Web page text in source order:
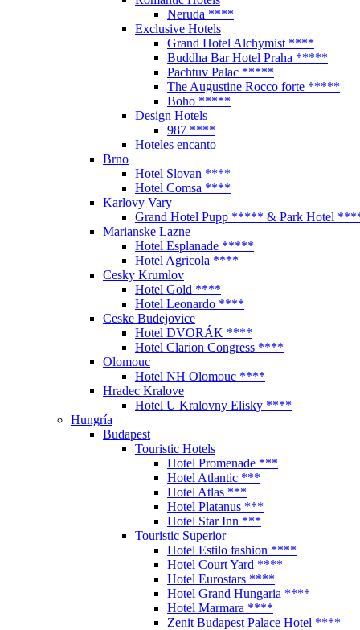
Neruda ****
Exclusive Hotels
Grand Hotel Alchymist ****
Buddha Bar Hotel Praha *****
Pachtuv Palac *****
The Augustine Rocco forte *****
Boho *****
Design Hotels
987 ****
Hoteles encanto
Brno
Hotel Slovan ****
Hotel Comsa ****
Karlovy Vary
Grand Hotel Pupp ***** & Park Hotel
Marianske Lazne
Hotel Esplanade *****
Hotel Agricola ****
Cesky Krumlov
Hotel Gold ****
Hotel Leonardo ****
Ceske Budejovice
Hotel DVORÁK ****
Hotel Clarion Congress ****
Olomouc
Hotel NH Olomouc ****
Hradec Kralove
Hotel U Kralovny Elisky ****
Hungría
Budapest
Touristic Hotels
Hotel Promenade ***
Hotel Atlantic ***
Hotel Atlas ***
Hotel Platanus ***
Hotel Star Inn ***
Touristic Superior
Hotel Estilo fashion ****
Hotel Court Yard ****
Hotel Eurostars ****
Hotel Grand Hungaria ****
Hotel Marmara ****
Zenit Budapest Palace Hotel ****